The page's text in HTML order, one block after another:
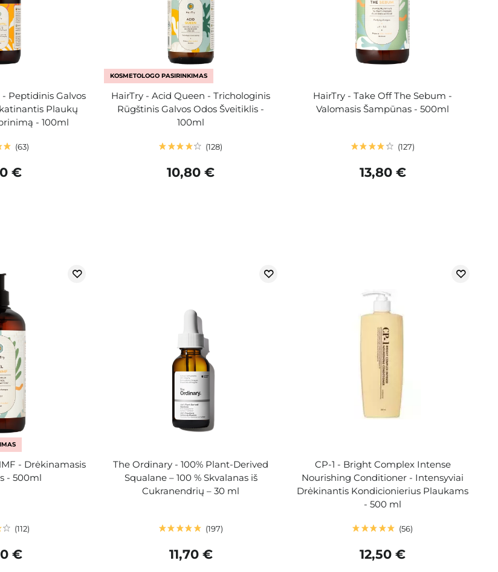
Peptidinis Galvos
Plaukų
- 100ml
63
€
KOSMETOLOGO PASIRINKIMAS
HairTry - Acid Queen - Trichologinis
Rūgštinis Galvos Odos Šveitiklis -
100ml
128
10,80 €
HairTry - Take Off The Sebum -
Valomasis Šampūnas - 500ml
127
13,80 €
- Drėkinamasis
- 500ml
112
€
The Ordinary - 100% Plant-Derived
Squalane – 100 % Skvalanas iš
Cukranendrių – 30 ml
197
11,70 €
CP-1 - Bright Complex Intense
Nourishing Conditioner - Intensyviai
Drėkinantis Kondicionierius Plaukams
- 500 ml
56
12,50 €